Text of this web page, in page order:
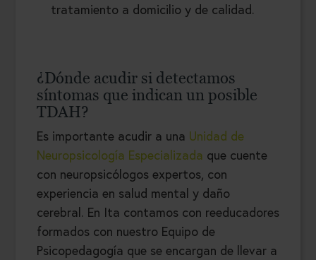
tratamiento a domicilio y de calidad.
¿Dónde acudir si detectamos
síntomas que indican un posible
TDAH?
Es importante acudir a una Unidad de
Neuropsicología Especializada que cuente
con neuropsicólogos expertos, con
experiencia en salud mental y daño
cerebral. En Ita contamos con reeducadores
formados con nuestro Equipo de
Psicopedagogía que se encargan de llevar a